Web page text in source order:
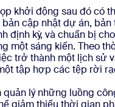
khởi động sau đó có
cập nhật dự án, bản
định kỳ, và chuẩn bị
một sáng kiến. Theo
trở thành một lịch sử
tập hợp các tệp rời
lý những luồng
giảm thiểu thời gian